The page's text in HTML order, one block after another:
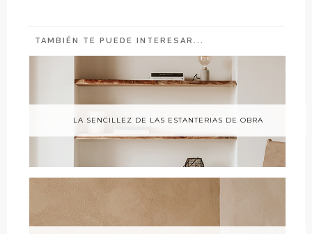
TAMBIÉN TE PUEDE INTERESAR...
LA SENCILLEZ DE LAS ESTANTERIAS DE OBRA